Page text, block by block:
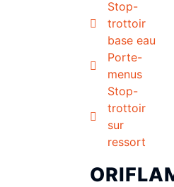
Stop-
trottoir
base eau
Porte-
menus
Stop-
trottoir
sur
ressort